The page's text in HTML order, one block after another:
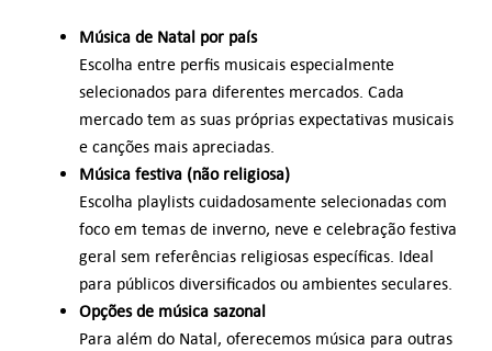
Música de Natal por país
Escolha entre perfis musicais especialmente
selecionados para diferentes mercados. Cada
mercado tem as suas próprias expectativas musicais
e canções mais apreciadas.
Música festiva (não religiosa)
Escolha playlists cuidadosamente selecionadas com
foco em temas de inverno, neve e celebração festiva
geral sem referências religiosas específicas. Ideal
para públicos diversificados ou ambientes seculares.
Opções de música sazonal
Para além do Natal, oferecemos música para outras